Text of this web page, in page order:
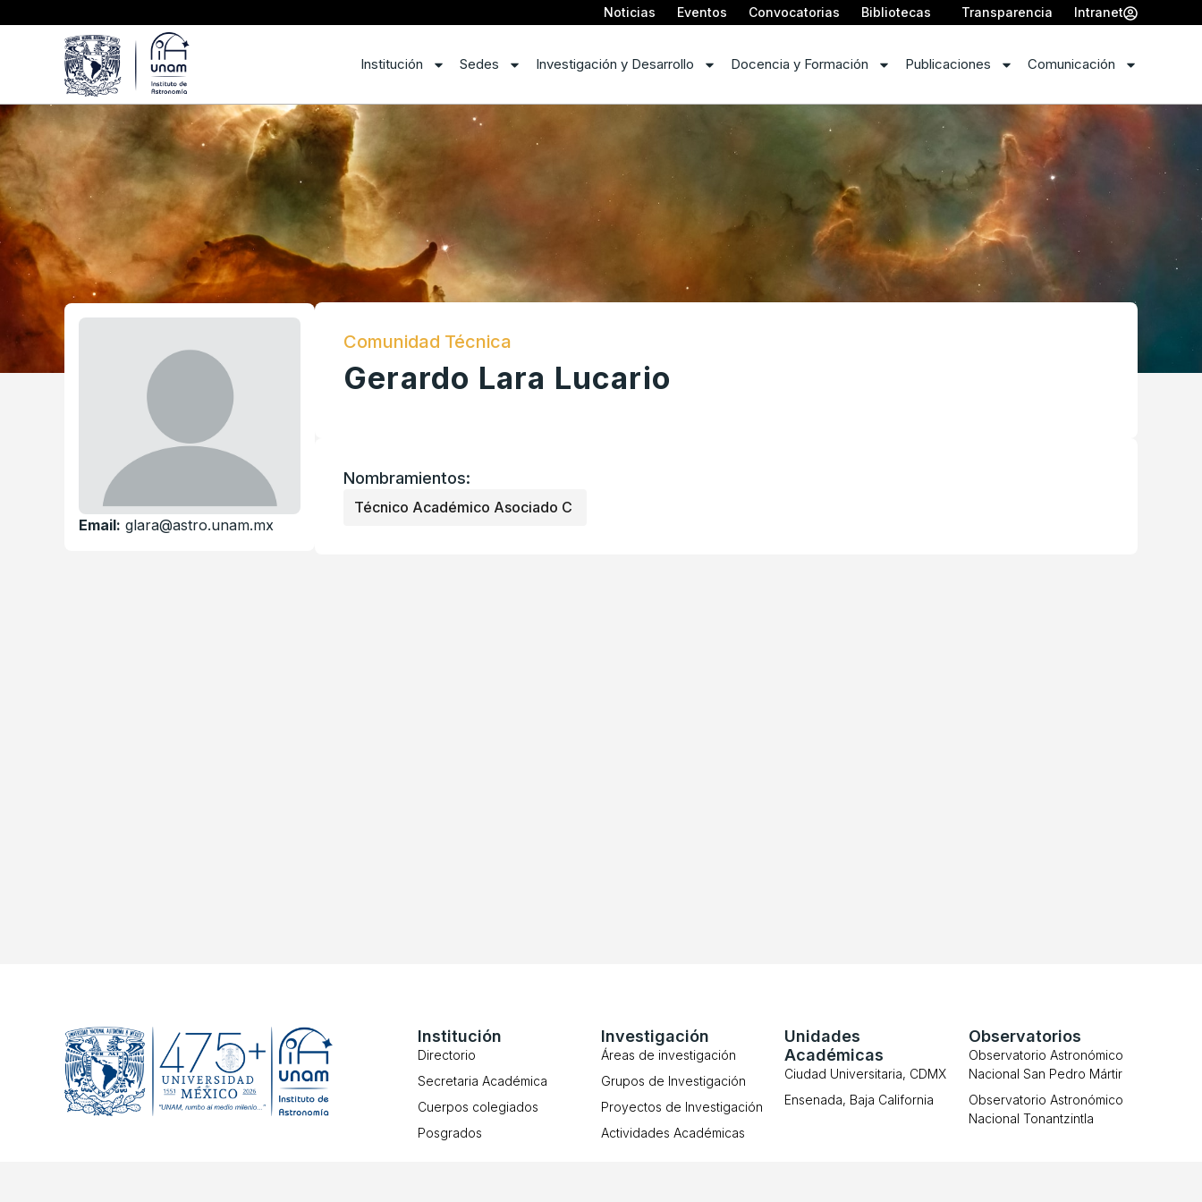
Noticias Eventos Convocatorias Bibliotecas Transparencia Intranet
Institución Sedes Investigación y Desarrollo Docencia y Formación Publicaciones Comunicación
Email: glara@astro.unam.mx
Comunidad Técnica
Gerardo Lara Lucario
Nombramientos:
Técnico Académico Asociado C
Institución
Directorio
Secretaria Académica
Cuerpos colegiados
Posgrados
Investigación
Áreas de investigación
Grupos de Investigación
Proyectos de Investigación
Actividades Académicas
Unidades
Académicas
Ciudad Universitaria, CDMX
Ensenada, Baja California
Observatorios
Observatorio Astronómico
Nacional San Pedro Mártir
Observatorio Astronómico
Nacional Tonantzintla